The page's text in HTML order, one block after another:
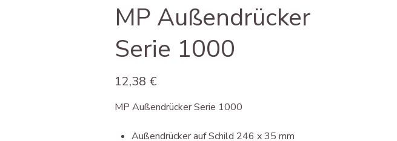
MP Außendrücker
Serie 1000
12,38 €
MP Außendrücker Serie 1000
Außendrücker auf Schild 246 x 35 mm